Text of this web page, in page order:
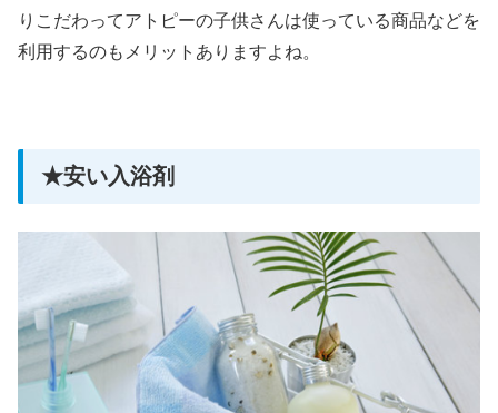
りこだわってアトピーの子供さんは使っている商品などを
利用するのもメリットありますよね。
★安い入浴剤